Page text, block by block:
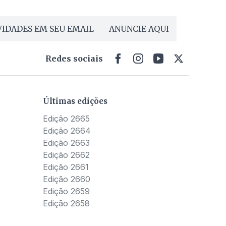
EM SEU EMAIL ANUNCIE AQUI
Redes sociais
Últimas edições
Edição 2665
Edição 2664
Edição 2663
Edição 2662
Edição 2661
Edição 2660
Edição 2659
Edição 2658